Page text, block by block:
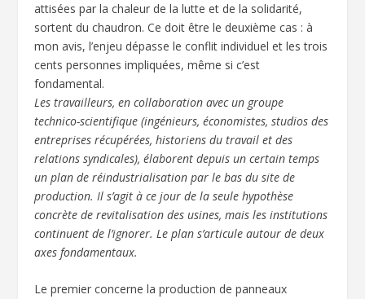
attisées par la chaleur de la lutte et de la solidarité,
sortent du chaudron. Ce doit être le deuxième cas : à
mon avis, l’enjeu dépasse le conflit individuel et les trois
cents personnes impliquées, même si c’est
fondamental.
Les travailleurs, en collaboration avec un groupe
technico-scientifique (ingénieurs, économistes, studios des
entreprises récupérées, historiens du travail et des
relations syndicales), élaborent depuis un certain temps
un plan de réindustrialisation par le bas du site de
production. Il s’agit à ce jour de la seule hypothèse
concrète de revitalisation des usines, mais les institutions
continuent de l’ignorer. Le plan s’articule autour de deux
axes fondamentaux.
Le premier concerne la production de panneaux